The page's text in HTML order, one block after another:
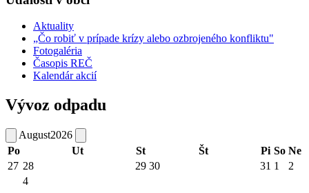
Aktuality
„Čo robiť v prípade krízy alebo ozbrojeného konfliktu"
Fotogaléria
Časopis REČ
Kalendár akcií
Vývoz odpadu
August2026
Po
Ut St Št Pi So Ne
27 28 29 30 31 1 2
4